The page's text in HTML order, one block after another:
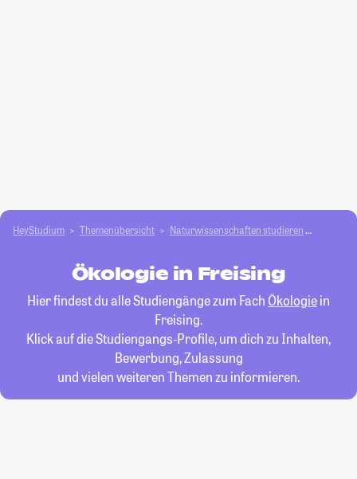
HeyStudium Themenübersicht Natur­wissenschaften studieren
Ökologie in Freising
Hier findest du alle Studiengänge zum Fach Ökologiein
Freising.
Klick auf die Studiengangs-Profile, um dich zu Inhalten,
Bewerbung, Zulassung
und vielen weiteren Themen zu informieren.